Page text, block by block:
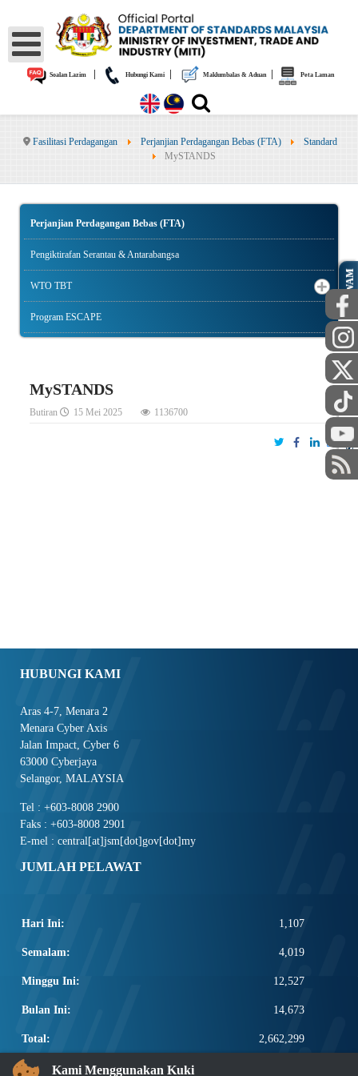
Soalan Lazim| Hubungi Kami| Maklumbalas & Aduan| Peta Laman
Fasilitasi Perdagangan Perjanjian Perdagangan Bebas (FTA)
Standard
MySTANDS
Perjanjian Perdagangan Bebas (FTA)
Pengiktirafan Serantau & Antarabangsa
WTO TBT
Program ESCAPE
MySTANDS
Butiran 15 Mei 2025 1136700
HUBUNGI KAMI
Aras 4-7, Menara 2
Menara Cyber Axis
Jalan Impact, Cyber 6
63000 Cyberjaya
Selangor, MALAYSIA
Tel : +603-8008 2900
Faks : +603-8008 2901
E-mel : central[at]jsm[dot]gov[dot]my
JUMLAH PELAWAT
Hari Ini: 1,107
Semalam: 4,019
Minggu Ini: 12,527
Bulan Ini: 14,673
Total: 2,662,299
PAUTAN POPULAR
AWAM
STAF
Kami Menggunakan Kuki